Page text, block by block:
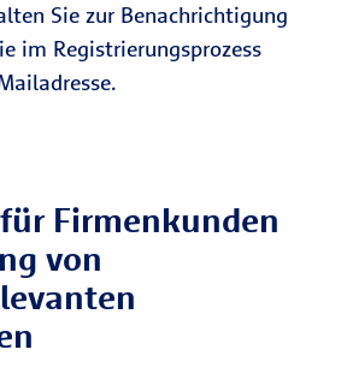
Sie zur Benachrichtigung
im Registrierungsprozess
Firmenkunden
von